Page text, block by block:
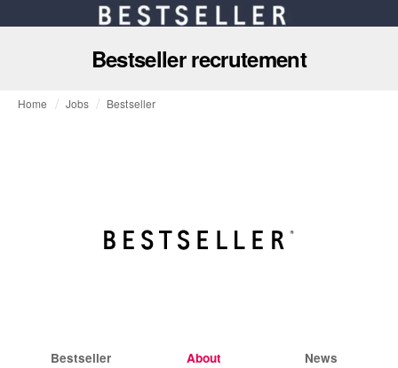
Bestseller recrutement
Home Jobs Bestseller
Bestseller About News